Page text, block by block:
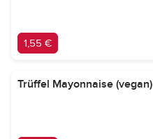
1,55 €
Trüffel Mayonnaise (vegan)